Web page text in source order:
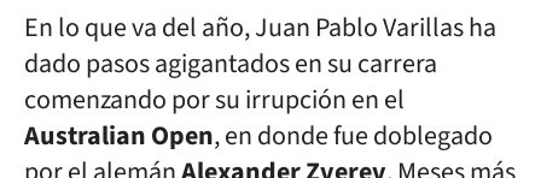
En lo que va del año, Juan Pablo Varillas ha
dado pasos agigantados en su carrera
comenzando por su irrupción en el
Australian Open, en donde fue doblegado